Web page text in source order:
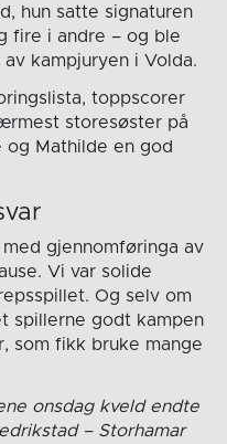
hun satte signaturen
fire i andre – og ble
kampjuryen i Volda.
toppscorer
storesøster på
og Mathilde en god
gjennomføringa av
Vi var solide
Og selv om
spillerne godt kampen
som fikk bruke mange
onsdag kveld endte
– Storhamar